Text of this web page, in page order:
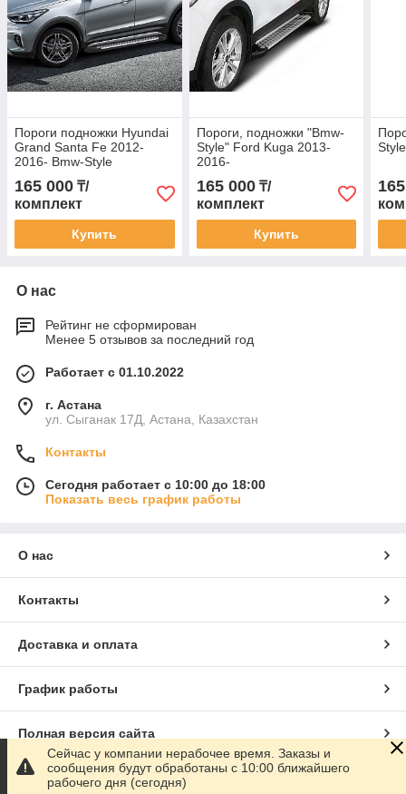
Пороги подножки Hyundai
Grand Santa Fe 2012-
2016- Bmw-Style
165 000 ₸/
комплект
Купить
Пороги, подножки "Bmw-
Style" Ford Kuga 2013-
2016-
165 000₸/
комплект
Купить
О нас
Рейтинг не сформирован
Менее 5 отзывов за последний год
Работает с 01.10.2022
г. Астана
ул. Сыганак 17Д, Астана, Казахстан
Контакты
Сегодня работает с 10:00 до 18:00
Показать весь график работы
О нас
Контакты
Доставка и оплата
График работы
Полная версия сайта
Сайт создан на маркетплейсе
Сейчас у компании нерабочее время. Заказы и
сообщения будут обработаны с 10:00 ближайшего
рабочего дня (сегодня)